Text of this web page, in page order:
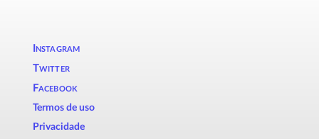
Instagram
Twitter
Facebook
Termos de uso
Privacidade